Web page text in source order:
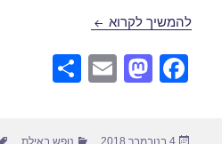
להמשיך לקרוא דילים לאילת הכל כלול
F
M
E
פורסם
4 בנובמבר 2018 קטגוריות
נופש באילת